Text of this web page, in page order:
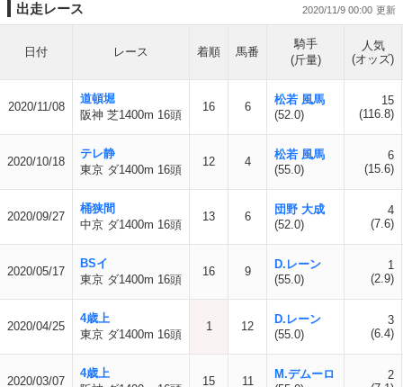
出走レース 2020/11/9 00:00
日付 レース 着順 馬番
騎手
(斤量)
人気
(オッズ)
2020/11/08
道頓堀
阪神 芝1400m 16頭
16 6
松若 風馬
(52.0)
15
(116.8)
2020/10/18
テレ静
東京 ダ1400m 16頭
12 4
松若 風馬
(55.0)
6
(15.6)
2020/09/27
桶狭間
中京 ダ1400m 16頭
13 6
団野 大成
(52.0)
4
(7.6)
2020/05/17
BSイ
東京 ダ1400m 16頭
16 9
D.レーン
(55.0)
1
(2.9)
2020/04/25
4歳上
東京 ダ1400m 16頭
1 12
D.レーン
(55.0)
3
(6.4)
2020/03/07
4歳上
15 11
M.デムーロ
2